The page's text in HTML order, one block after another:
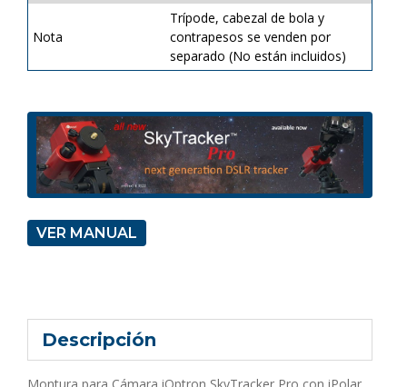
Nota
Trípode, cabezal de bola y
contrapesos se venden por
separado (No están incluidos)
VER MANUAL
Descripción
Montura para Cámara iOptron SkyTracker Pro con iPolar